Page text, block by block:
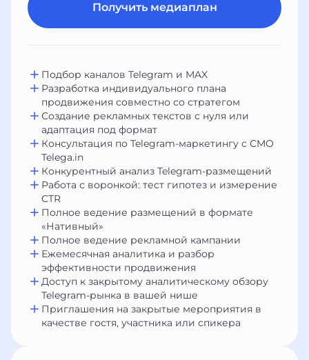
Получить медиаплан
Подбор каналов Telegram и MAX
Разработка индивидуального плана
продвижения совместно со стратегом
Создание рекламных текстов с нуля или
адаптация под формат
Консультация по Telegram-маркетингу с CMO
Telega.in
Конкурентный анализ Telegram-размещений
Работа с воронкой: тест гипотез и измерение
CTR
Полное ведение размещений в формате
«Нативный»
Полное ведение рекламной кампании
Ежемесячная аналитика и разбор
эффективности продвижения
Доступ к закрытому аналитическому обзору
Telegram-рынка в вашей нише
Приглашения на закрытые мероприятия в
качестве гостя, участника или спикера